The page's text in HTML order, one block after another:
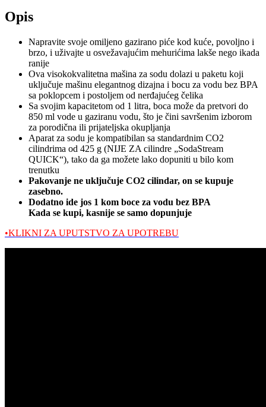
Opis
Napravite svoje omiljeno gazirano piće kod kuće, povoljno i
brzo, i uživajte u osvežavajućim mehurićima lakše nego ikada
ranije
Ova visokokvalitetna mašina za sodu dolazi u paketu koji
uključuje mašinu elegantnog dizajna i bocu za vodu bez BPA
sa poklopcem i postoljem od nerđajućeg čelika
Sa svojim kapacitetom od 1 litra, boca može da pretvori do
850 ml vode u gaziranu vodu, što je čini savršenim izborom
za porodična ili prijateljska okupljanja
Aparat za sodu je kompatibilan sa standardnim CO2
cilindrima od 425 g (NIJE ZA cilindre „SodaStream
QUICK“), tako da ga možete lako dopuniti u bilo kom
trenutku
Pakovanje ne uključuje CO2 cilindar, on se kupuje
zasebno.
Dodatno ide jos 1 kom boce za vodu bez BPA
Kada se kupi, kasnije se samo dopunjuje
•KLIKNI ZA UPUTSTVO ZA UPOTREBU